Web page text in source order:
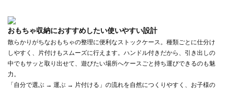
おもちゃ収納におすすめしたい使いやすい設計
散らかりがちなおもちゃの整理に便利なストックケース。種類ごとに仕分け
しやすく、片付けもスムーズに行えます。ハンドル付きだから、引き出しの
中でもサッと取り出せて、遊びたい場所へケースごと持ち運びできるのも魅
力。
「自分で選ぶ → 運ぶ → 片付ける」の流れを自然につくりやすく、お子様の